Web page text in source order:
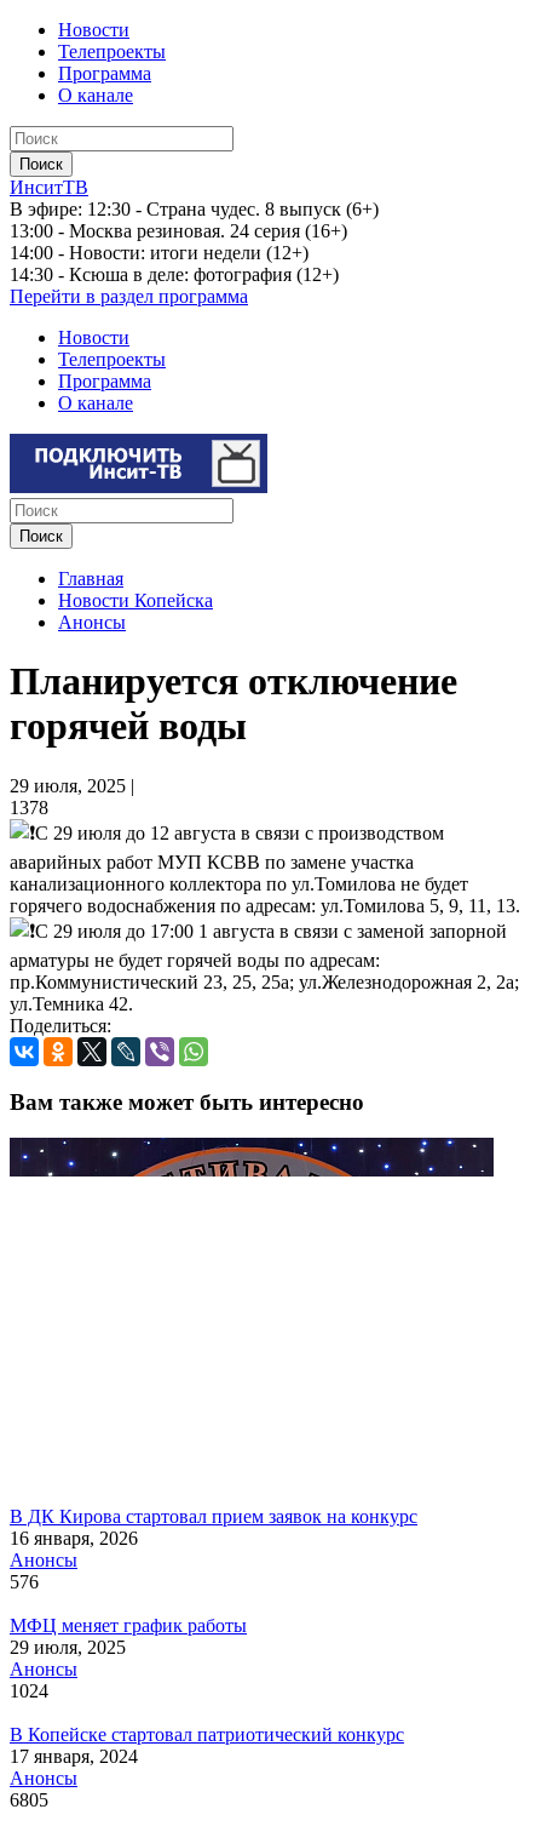
Новости
Телепроекты
Программа
О канале
ИнситТВ
В эфире: 12:30 - Страна чудес. 8 выпуск (6+)
13:00 - Москва резиновая. 24 серия (16+)
14:00 - Новости: итоги недели (12+)
14:30 - Ксюша в деле: фотография (12+)
Перейти в раздел программа
Новости
Телепроекты
Программа
О канале
Главная
Новости Копейска
Анонсы
Планируется отключение
горячей воды
29 июля, 2025 |
1378
С 29 июля до 12 августа в связи с производством
аварийных работ МУП КСВВ по замене участка
канализационного коллектора по ул.Томилова не будет
горячего водоснабжения по адресам: ул.Томилова 5, 9, 11, 13.
С 29 июля до 17:00 1 августа в связи с заменой запорной
арматуры не будет горячей воды по адресам:
пр.Коммунистический 23, 25, 25а; ул.Железнодорожная 2, 2а;
ул.Темника 42.
Поделиться:
Вам также может быть интересно
В ДК Кирова стартовал прием заявок на конкурс
16 января, 2026
Анонсы
576
МФЦ меняет график работы
29 июля, 2025
Анонсы
1024
В Копейске стартовал патриотический конкурс
17 января, 2024
Анонсы
6805